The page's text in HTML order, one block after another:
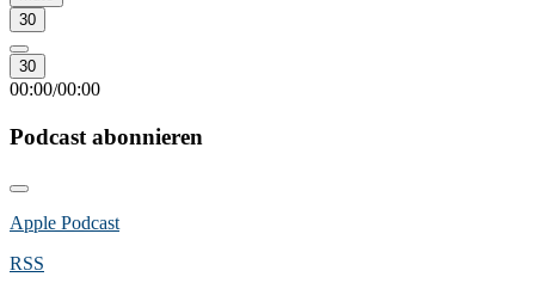
30
30
00:00/00:00
Podcast abonnieren
Apple Podcast
RSS